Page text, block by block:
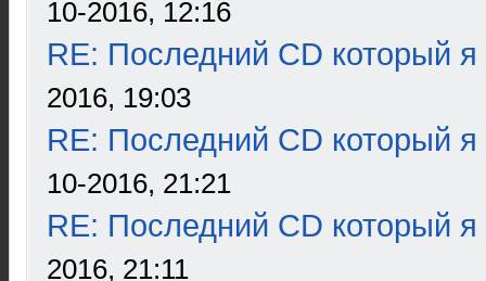
10-2016, 12:16
RE: Последний CD который я
2016, 19:03
RE: Последний CD который я
10-2016, 21:21
RE: Последний CD который я
2016, 21:11